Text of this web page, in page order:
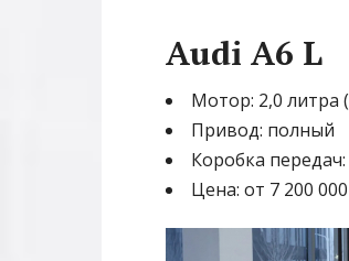
Audi A6 L
Мотор: 2,0 литра
Привод: полный
Коробка
Цена: от 7 200